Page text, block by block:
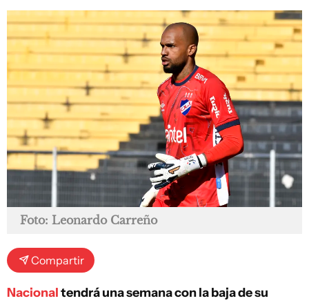
Foto: Leonardo Carreño
Compartir
Nacionaltendrá una semana con la baja de su